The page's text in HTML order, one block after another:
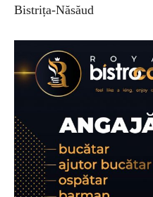
Bistrița-Năsăud